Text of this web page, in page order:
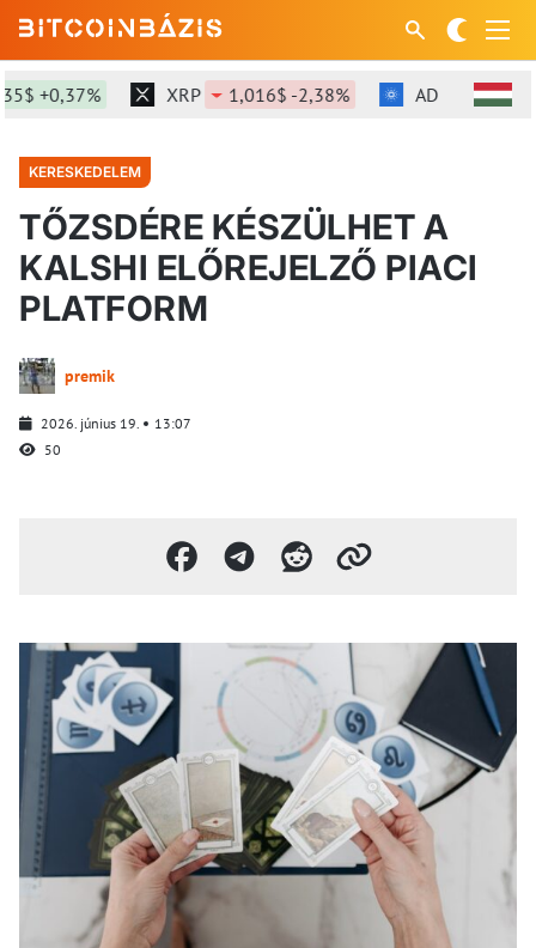
+0,37% XRP 1,016$ -2,38% ADA 0,198$ -
KERESKEDELEM
TŐZSDÉRE KÉSZÜLHET A
KALSHI ELŐREJELZŐ PIACI
PLATFORM
premik
2026. június 19.
13:07
50